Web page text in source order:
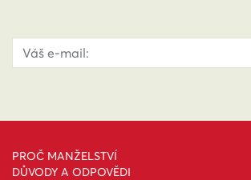
PROČ MANŽELSTVÍ
DŮVODY A ODPOVĚDI